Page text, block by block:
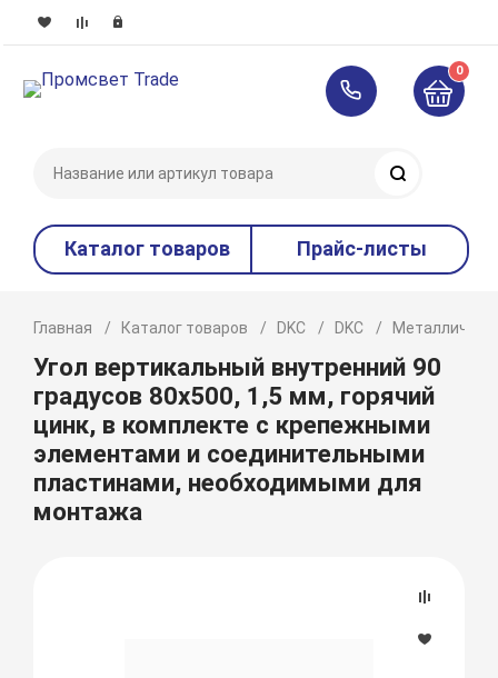
0
Каталог товаров Прайс-листы
Главная Каталог товаров DKC DKC
Угол вертикальный внутренний 90
градусов 80х500, 1,5 мм, горячий
цинк, в комплекте с крепежными
элементами и соединительными
пластинами, необходимыми для
монтажа